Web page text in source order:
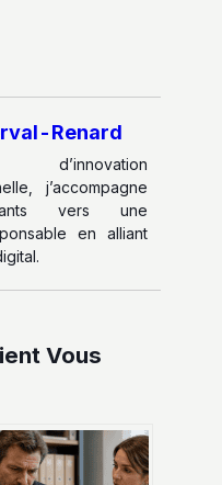
Renard
d’innovation
j’accompagne
vers une
en alliant
Vous